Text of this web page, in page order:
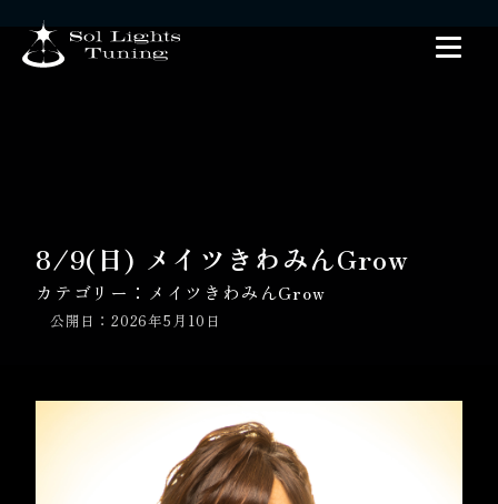
8/9(日) メイツきわみんGrow
カテゴリー： メイツきわみんGrow
公開日：2026年5月10日